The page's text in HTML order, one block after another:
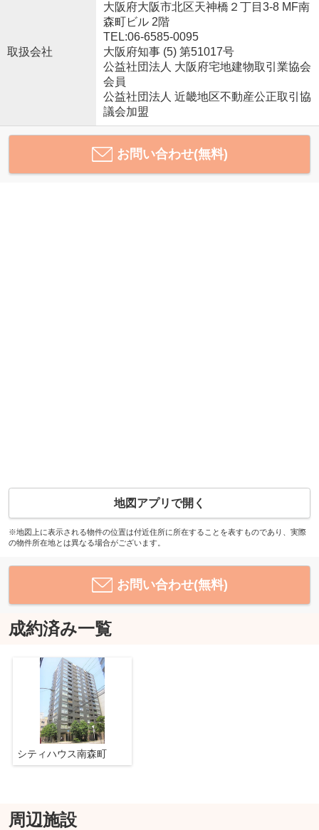
取扱会社
大阪府大阪市北区天神橋２丁目3-8 MF南
森町ビル 2階
TEL:06-6585-0095
大阪府知事 (5) 第51017号
公益社団法人 大阪府宅地建物取引業協会
会員
公益社団法人 近畿地区不動産公正取引協
議会加盟
お問い合わせ(無料)
地図アプリで開く
※地図上に表示される物件の位置は付近住所に所在することを表すものであり、実際
の物件所在地とは異なる場合がございます。
お問い合わせ(無料)
成約済み一覧
シティハウス南森町
周辺施設